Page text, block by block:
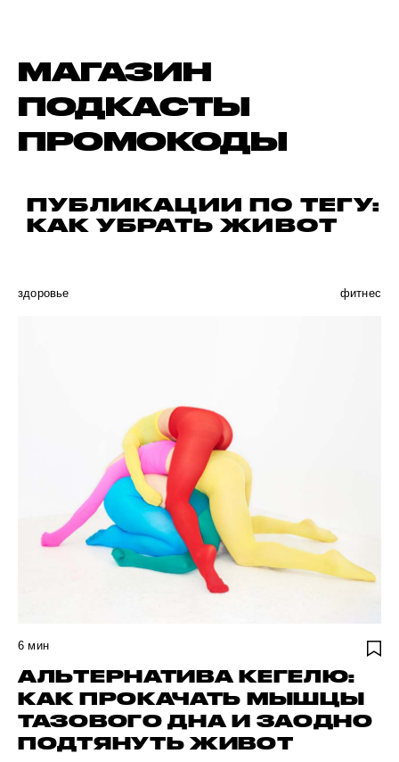
МАГАЗИН
ПОДКАСТЫ
ПРОМОКОДЫ
ПУБЛИКАЦИИ ПО ТЕГУ:
КАК УБРАТЬ ЖИВОТ
здоровье фитнес
6 мин
АЛЬТЕРНАТИВА КЕГЕЛЮ:
КАК ПРОКАЧАТЬ МЫШЦЫ
ТАЗОВОГО ДНА И ЗАОДНО
ПОДТЯНУТЬ ЖИВОТ